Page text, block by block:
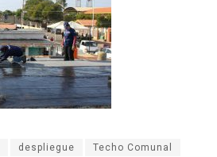
despliegue Techo Comunal